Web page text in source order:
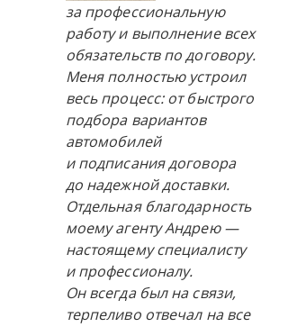
за профессиональную
работу и выполнение всех
обязательств по договору.
Меня полностью устроил
весь процесс: от быстрого
подбора вариантов
автомобилей
и подписания договора
до надежной доставки.
Отдельная благодарность
моему агенту Андрею —
настоящему специалисту
и профессионалу.
Он всегда был на связи,
терпеливо отвечал на все